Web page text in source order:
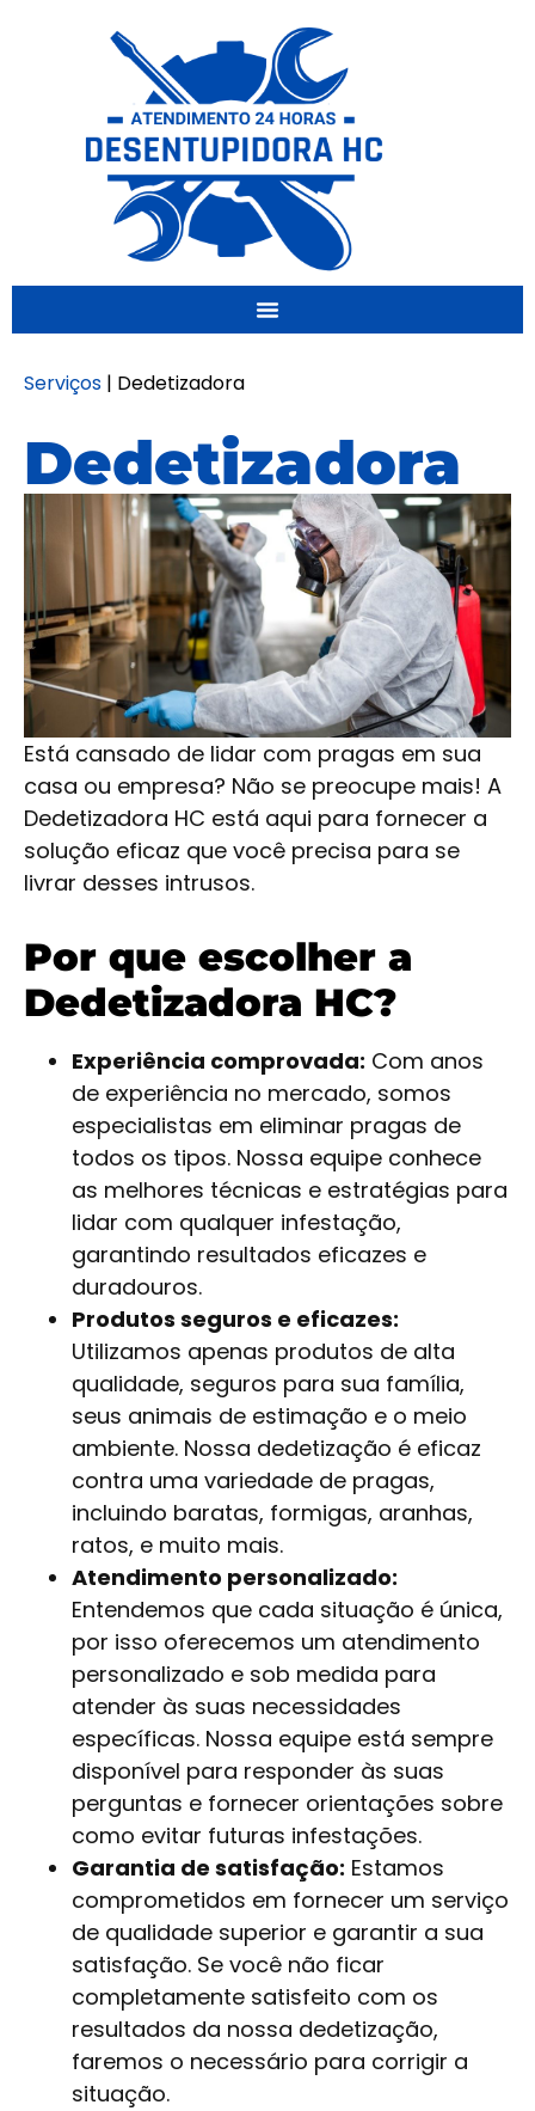
Serviços | Dedetizadora
Dedetizadora
Está cansado de lidar com pragas em sua
casa ou empresa? Não se preocupe mais! A
Dedetizadora HC está aqui para fornecer a
solução eficaz que você precisa para se
livrar desses intrusos.
Por que escolher a
Dedetizadora HC?
Experiência comprovada: Com anos
de experiência no mercado, somos
especialistas em eliminar pragas de
todos os tipos. Nossa equipe conhece
as melhores técnicas e estratégias para
lidar com qualquer infestação,
garantindo resultados eficazes e
duradouros.
Produtos seguros e eficazes:
Utilizamos apenas produtos de alta
qualidade, seguros para sua família,
seus animais de estimação e o meio
ambiente. Nossa dedetização é eficaz
contra uma variedade de pragas,
incluindo baratas, formigas, aranhas,
ratos, e muito mais.
Atendimento personalizado:
Entendemos que cada situação é única,
por isso oferecemos um atendimento
personalizado e sob medida para
atender às suas necessidades
específicas. Nossa equipe está sempre
disponível para responder às suas
perguntas e fornecer orientações sobre
como evitar futuras infestações.
Garantia de satisfação: Estamos
comprometidos em fornecer um serviço
de qualidade superior e garantir a sua
satisfação. Se você não ficar
completamente satisfeito com os
resultados da nossa dedetização,
faremos o necessário para corrigir a
situação.